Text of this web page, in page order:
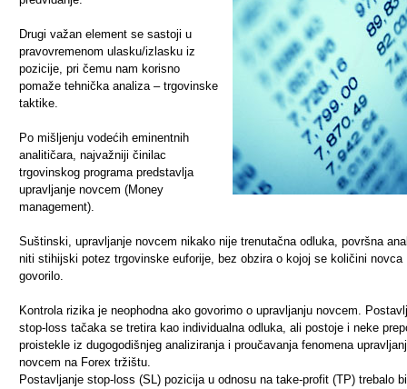
Drugi važan element se sastoji u
pravovremenom ulasku/izlasku iz
pozicije, pri čemu nam korisno
pomaže tehnička analiza – trgovinske
taktike.
Po mišljenju vodećih eminentnih
analitičara, najvažniji činilac
trgovinskog programa predstavlja
upravljanje novcem (Money
management).
Suštinski, upravljanje novcem nikako nije trenutačna odluka, površna
niti stihijski potez trgovinske euforije, bez obzira o kojoj se količini novca
govorilo.
Kontrola rizika je neophodna ako govorimo o upravljanju novcem.
stop-loss tačaka se tretira kao individualna odluka, ali postoje i neke
proistekle iz dugogodišnjeg analiziranja i proučavanja fenomena
novcem na Forex tržištu.
Postavljanje stop-loss (SL) pozicija u odnosu na take-profit (TP) trebalo bi